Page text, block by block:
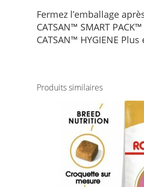
Fermez l’emballage
CATSAN™ SMART
CATSAN™ HYGIENE
Produits similaires